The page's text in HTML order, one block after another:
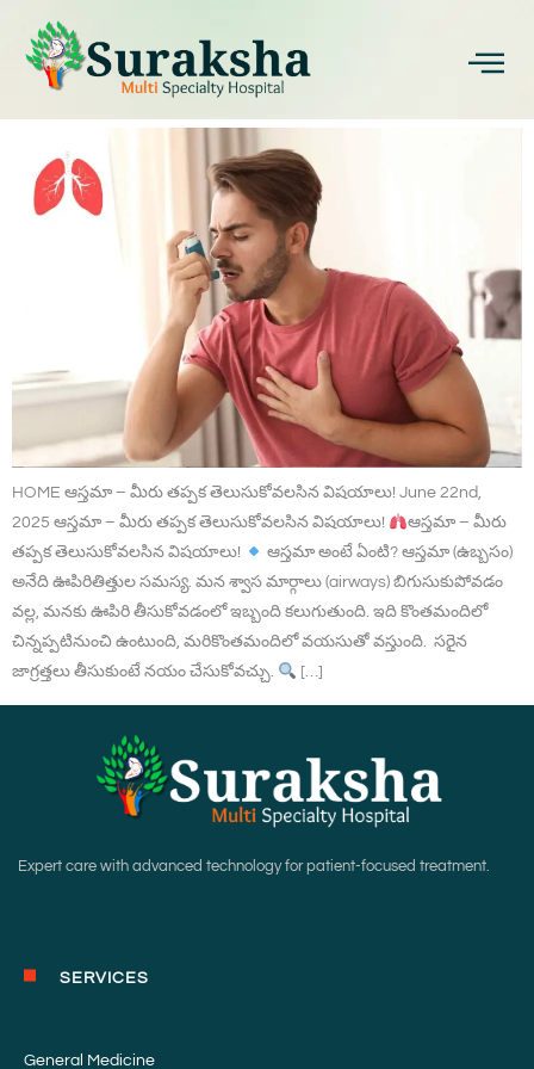
ఆస్తమా – మీరు తప్పక
తెలుసుకోవలసిన విషయాలు!
HOME ఆస్తమా – మీరు తప్పక తెలుసుకోవలసిన విషయాలు! June 22nd,
2025 ఆస్తమా – మీరు తప్పక తెలుసుకోవలసిన విషయాలు!
ఆస్తమా – మీరు
తప్పక తెలుసుకోవలసిన విషయాలు!
ఆస్తమా అంటే ఏంటి? ఆస్తమా (ఉబ్బసం)
అనేది ఊపిరితిత్తుల సమస్య. మన శ్వాస మార్గాలు (airways) బిగుసుకుపోవడం
వల్ల, మనకు ఊపిరి తీసుకోవడంలో ఇబ్బంది కలుగుతుంది. ఇది కొంతమందిలో
చిన్నప్పటినుంచి ఉంటుంది, మరికొంతమందిలో వయసుతో వస్తుంది. సరైన
జాగ్రత్తలు తీసుకుంటే నయం చేసుకోవచ్చు.
[…]
Expert care with advanced technology for patient-focused treatment.
SERVICES
General Medicine